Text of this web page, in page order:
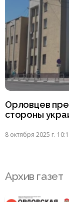
Орловцев
стороны
8 октября 2025 г.
Архив газет